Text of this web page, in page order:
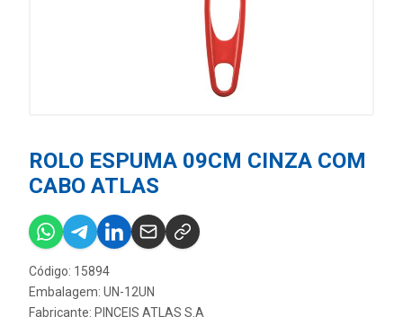
ROLO ESPUMA 09CM CINZA COM
CABO ATLAS
Código: 15894
Embalagem: UN-12UN
Fabricante: PINCEIS ATLAS S.A